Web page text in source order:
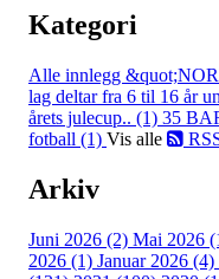
Kategori
Alle innlegg
lag deltar fra 6 til 16 år
årets julecup.. (1) 35
fotball (1) Vis alle
Arkiv
Juni 2026 (2) Mai 2026
2026 (1) Januar 2026 (4)